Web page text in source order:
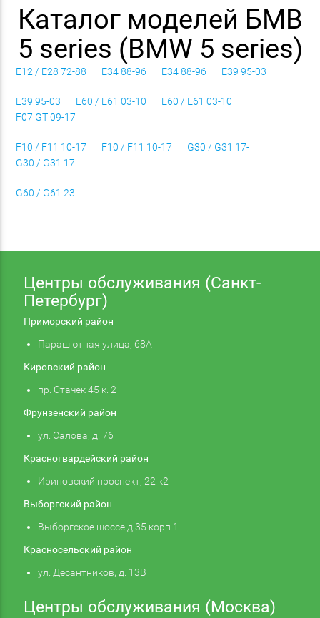
Каталог моделей БМВ
5 series (BMW 5 series)
E12 / E28 72-88 E34 88-96 E34 88-96 E39 95-03
E39 95-03 E60 / E61 03-10
E60 / E61 03-10
F07 GT 09-17
F10 / F11 10-17 F10 / F11 10-17
G30 / G31 17-
G30 / G31 17-
G60 / G61 23-
Центры обслуживания (Санкт-
Петербург)
Приморский район
Парашютная улица, 68А
Кировский район
пр. Стачек 45 к. 2
Фрунзенский район
ул. Салова, д. 76
Красногвардейский район
Ириновский проспект, 22 к2
Выборгский район
Выборгское шоссе д 35 корп 1
Красносельский район
ул. Десантников, д. 13В
Центры обслуживания (Москва)